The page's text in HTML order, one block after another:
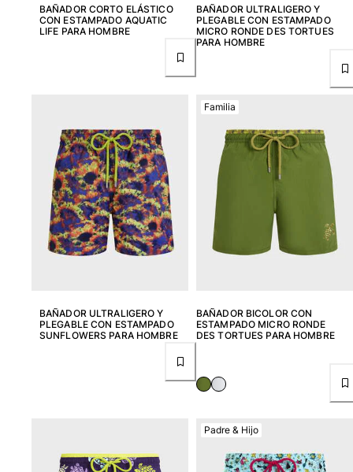
BAÑADOR CORTO ELÁSTICO
CON ESTAMPADO AQUATIC
LIFE PARA HOMBRE
BAÑADOR ULTRALIGERO Y
PLEGABLE CON ESTAMPADO
MICRO RONDE DES TORTUES
PARA HOMBRE
BAÑADOR ULTRALIGERO Y
PLEGABLE CON ESTAMPADO
SUNFLOWERS PARA HOMBRE
BAÑADOR BICOLOR CON
ESTAMPADO MICRO RONDE
DES TORTUES PARA HOMBRE
Familia
Padre & Hijo